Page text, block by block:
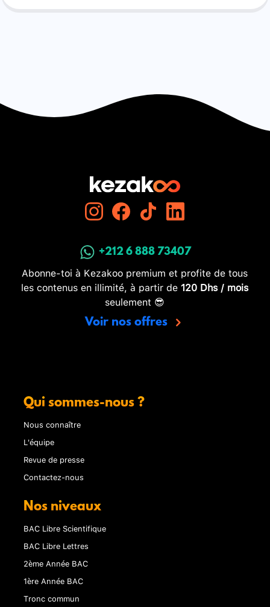
+212 6 888 73407
Abonne-toi à Kezakoo premium et profite de tous
les contenus en illimité, à partir de 120 Dhs / mois
seulement 😎
Voir nos offres
Qui sommes-nous ?
Nous connaître
L'équipe
Revue de presse
Contactez-nous
Nos niveaux
BAC Libre Scientifique
BAC Libre Lettres
2ème Année BAC
1ère Année BAC
Tronc commun